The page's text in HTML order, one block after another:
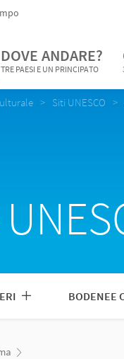
DOVE ANDARE?
TRE PAESI E UN PRINCIPATO
Siti UNESCO
BODENEE